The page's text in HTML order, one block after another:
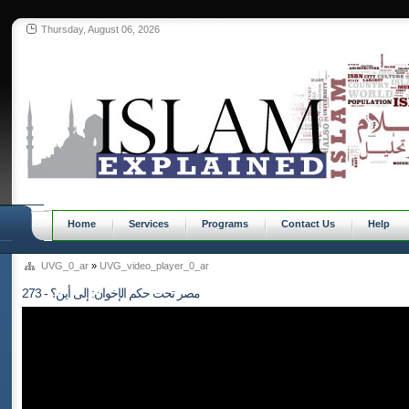
Thursday, August 06, 2026
Home Services Programs Contact Us Help
UVG_0_ar » UVG_video_player_0_ar
273 - مصر تحت حكم الإخوان: إلى أين؟